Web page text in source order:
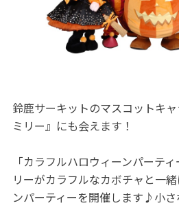
鈴鹿サーキットのマスコットキ
ミリー』にも会えます！
「カラフルハロウィーンパーテ
リーがカラフルなカボチャと一
ンパーティーを開催します♪小